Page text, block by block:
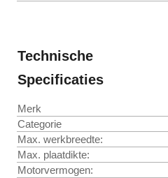
Technische
Specificaties
Merk
Categorie
Max. werkbreedte:
Max. plaatdikte:
Motorvermogen: